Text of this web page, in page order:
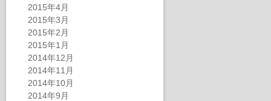
2015年4月
2015年3月
2015年2月
2015年1月
2014年12月
2014年11月
2014年10月
2014年9月